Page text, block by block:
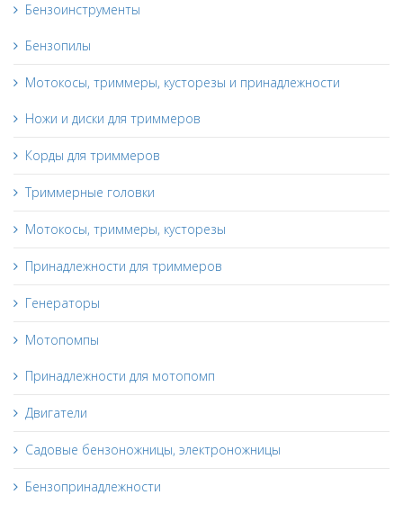
Бензоинструменты
Бензопилы
Мотокосы, триммеры, кусторезы и принадлежности
Ножи и диски для триммеров
Корды для триммеров
Триммерные головки
Мотокосы, триммеры, кусторезы
Принадлежности для триммеров
Генераторы
Мотопомпы
Принадлежности для мотопомп
Двигатели
Садовые бензоножницы, электроножницы
Бензопринадлежности